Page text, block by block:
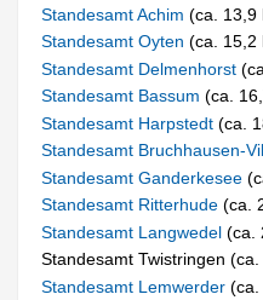
Standesamt Achim(ca. 13,9
Standesamt Oyten(ca. 15,2
Standesamt Delmenhorst
Standesamt Bassum(ca.
Standesamt Harpstedt(ca.
Standesamt Bruchhausen-
Standesamt Ganderkesee
Standesamt Ritterhude(ca.
Standesamt Langwedel(ca.
Standesamt Twistringen
Standesamt Lemwerder(ca.